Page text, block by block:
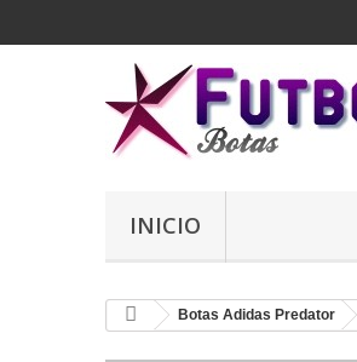
INICIO
Botas Adidas Predator